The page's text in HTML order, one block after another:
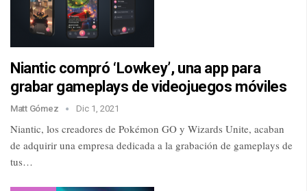
Niantic compró ‘Lowkey’, una app para
grabar gameplays de videojuegos móviles
Matt Gómez Dic 1, 2021
Niantic, los creadores de Pokémon GO y Wizards Unite, acaban
de adquirir una empresa dedicada a la grabación de gameplays de
tus…